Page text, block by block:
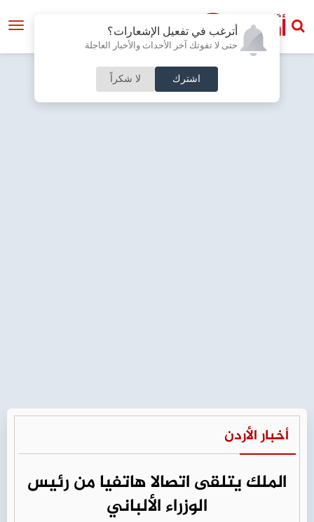
أترغب في تفعيل الإشعارات؟
حتى لا تفوتك آخر الأحداث والأخبار العاجلة
اشترك لا شكراً
أخبار الأردن
الملك يتلقى اتصالا هاتفيا من رئيس
الوزراء الألباني